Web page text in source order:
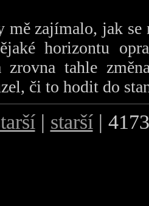
mě zajímalo, jak
horizontu
zrovna tahle
či to hodit do
| starší|